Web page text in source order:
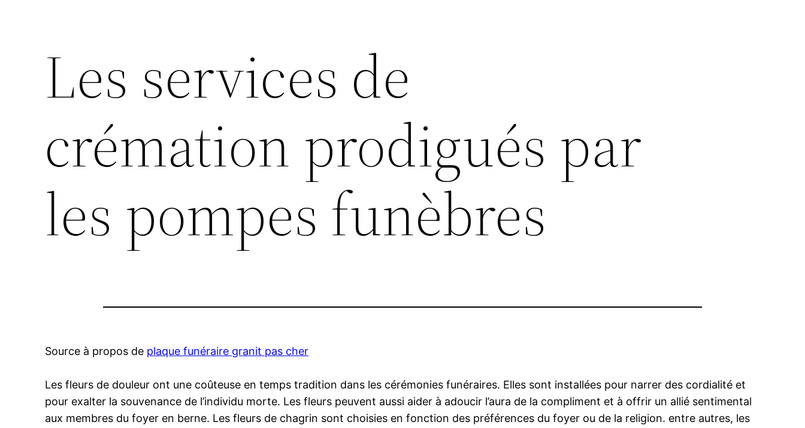
Les services de
crémation prodigués par
les pompes funèbres
Source à propos de plaque funéraire granit pas cher
Les fleurs de douleur ont une coûteuse en temps tradition dans les cérémonies funéraires. Elles sont installées pour narrer des cordialité et
pour exalter la souvenance de l’individu morte. Les fleurs peuvent aussi aider à adoucir l’aura de la compliment et à offrir un allié sentimental
aux membres du foyer en berne. Les fleurs de chagrin sont choisies en fonction des préférences du foyer ou de la religion. entre autres, les